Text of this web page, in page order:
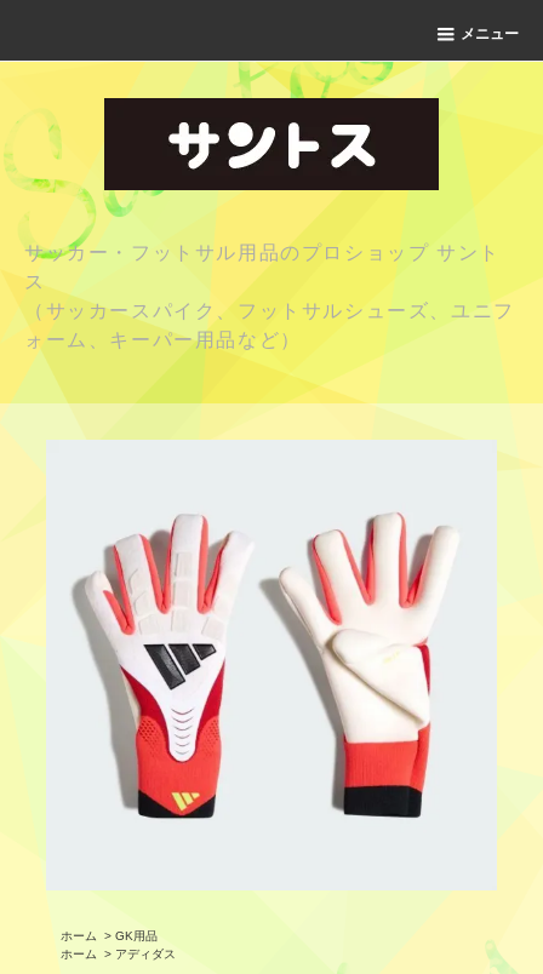
メニュー
サッカー・フットサル用品のプロショップ サント
ス
（サッカースパイク、フットサルシューズ、ユニフ
ォーム、キーパー用品など）
ホーム > GK用品
ホーム
> アディダス